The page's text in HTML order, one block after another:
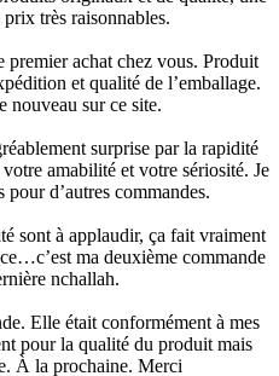
très raisonnables.
premier achat chez vous. Produit
et qualité de l’emballage.
nouveau sur ce site.
surprise par la rapidité
amabilité et votre sériosité. Je
pour d’autres commandes.
sont à applaudir, ça fait vraiment
ma deuxième commande
nchallah.
Elle était conformément à mes
pour la qualité du produit mais
À la prochaine. Merci